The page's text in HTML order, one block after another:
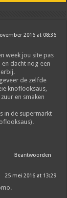
2016 at 08:36
week jou site pas
dacht nog een
de zelfde
knoflooksaus,
en smaken
in de supermarkt
Beantwoorden
25 mei 2016 at 13:29